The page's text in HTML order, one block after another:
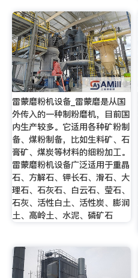
雷蒙磨粉机设备_雷蒙磨是从国
外传入的一种制粉磨机，目前国
内生产较多。它适用各种矿粉制
备、煤粉制备，比如生料矿、石
膏矿、煤炭等材料的细粉加工。
雷蒙磨粉机设备广泛适用于重晶
石、方解石、钾长石、滑石、大
理石、石灰石、白云石、莹石、
石灰、活性白土、活性炭、膨润
土、高岭土、水泥、磷矿石